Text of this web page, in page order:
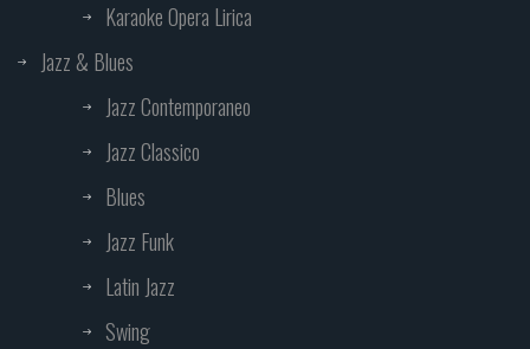
Karaoke Opera Lirica
Jazz & Blues
Jazz Contemporaneo
Jazz Classico
Blues
Jazz Funk
Latin Jazz
Swing